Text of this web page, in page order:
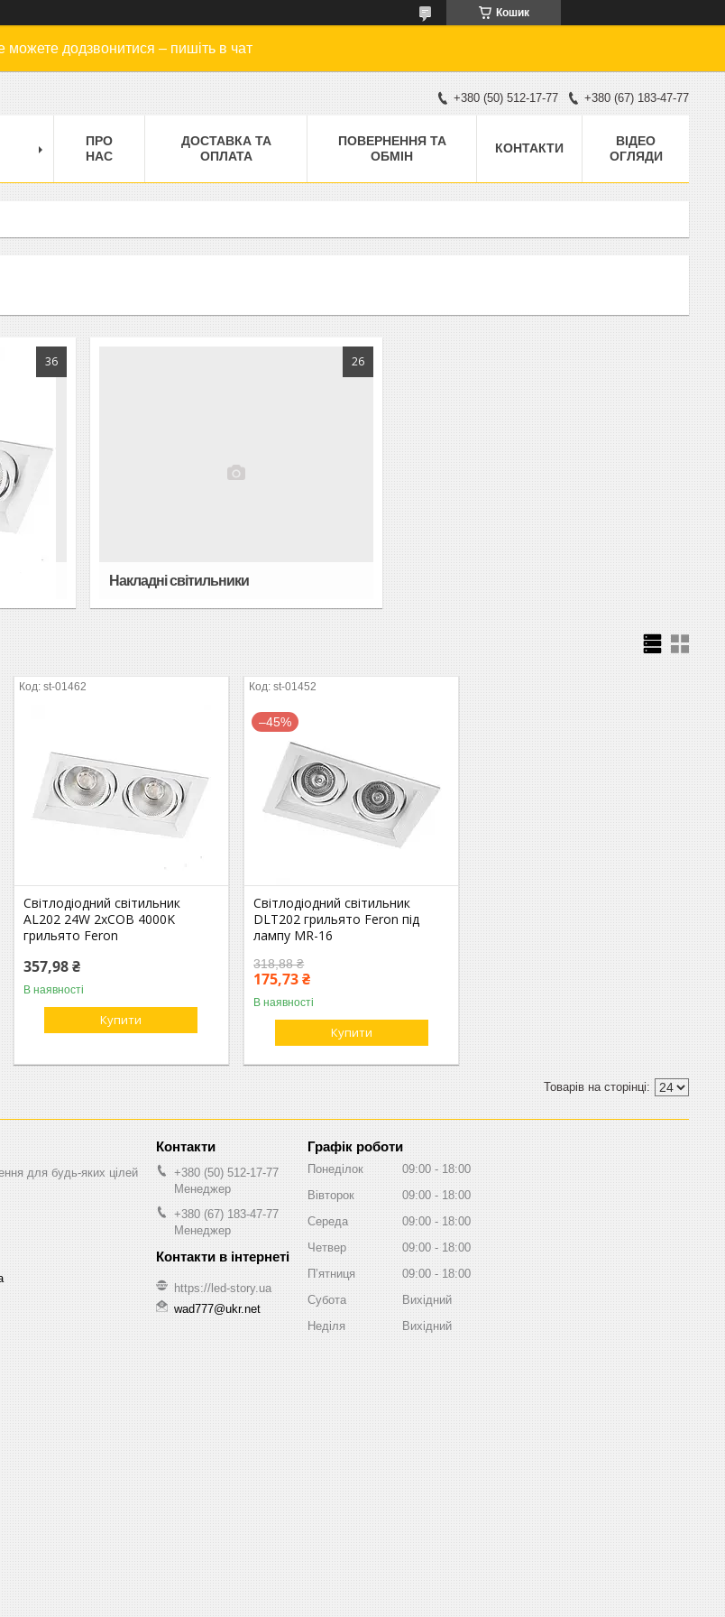
Кошик
можете додзвонитися – пишіть в чат
+380 (50) 512-17-77 +380 (67) 183-47-77
ПРО
НАС
ДОСТАВКА ТА
ОПЛАТА
ПОВЕРНЕННЯ ТА
ОБМІН
КОНТАКТИ
ВІДЕО
ОГЛЯДИ
36 26
Накладні світильники
st-01462
Світлодіодний світильник
AL202 24W 2xCOB 4000K
грильято Feron
357,98 ₴
В наявності
Купити
st-01452
–45%
Світлодіодний світильник
DLT202 грильято Feron під
лампу MR-16
318,88 ₴
175,73 ₴
В наявності
Купити
для будь-яких цілей
+380 (50) 512-17-77
Менеджер
+380 (67) 183-47-77
Менеджер
https://led-story.ua
wad777@ukr.net
Графік роботи
Понеділок 09:00
18:00
Вівторок
09:00
18:00
Середа
09:00
18:00
Четвер
09:00
18:00
Пʼятниця
09:00
18:00
Субота
Вихідний
Неділя
Вихідний